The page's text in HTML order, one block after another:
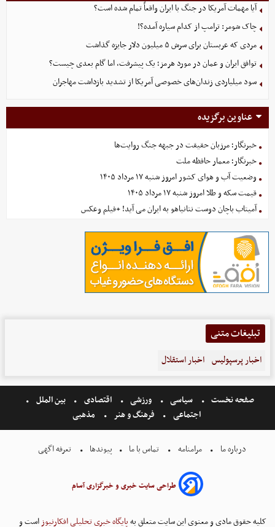
آیا مهمات آمریکا در جنگ با ایران واقعاً تمام شده است؟
چاک شومر: ترامپ از کدام سیاره آمده؟!
مردی که عربستان برای سرش ۵ میلیون دلار جایزه گذاشت
توافق ایران و عمان در مورد هرمز؛ یک پیشرفت، اما گام بعدی چیست؟
سود میلیاردی زندان‌های خصوصی آمریکا از تشدید بازداشت مهاجران
عناوین برگزیده
خبرنگار؛ مرزبان حقیقت در جبهه جنگ روایت‌ها
خبرنگار؛ معمار حافظه ملت
وضعیت آب و هوای کشور امروز شنبه ۱۷ مرداد ۱۴۰۵
قیمت سکه و طلا امروز شنبه ۱۷ مرداد ۱۴۰۵
آمیتاب باچان دوست نتانیاهو به ایران می آید! +فیلم وعکس
تبلیغات متنی
اخبار پرسپولیس اخبار استقلال
صفحه نخست سیاسی ورزشی اقتصادی
بین الملل
اجتماعی
فرهنگ و هنر مذهبی
درباره ما مرامنامه تماس با ما پیوندها تعرفه اگهی
طراحی سایت خبری و خبرگزاری آسام
کلیه حقوق مادی و معنوی این سایت متعلق بهپایگاه خبری تحلیلی افکارنیوزاست و